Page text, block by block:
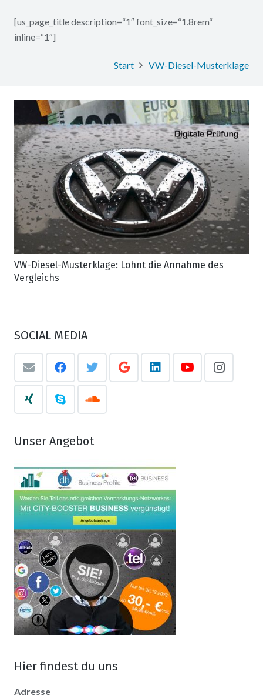
[us_page_title description=“1″ font_size=“1.8rem“
inline=“1″]
Start VW-Diesel-Musterklage
VW-Diesel-Musterklage: Lohnt die Annahme des
Vergleichs
SOCIAL MEDIA
Unser Angebot
Hier findest du uns
Adresse